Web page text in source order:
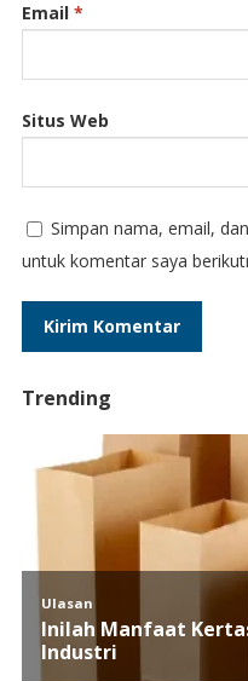
Email *
Situs Web
Simpan nama, email,
untuk komentar saya
Trending